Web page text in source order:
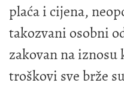
plaća i cijena,
takozvani osobni
zakovan na
troškovi sve brže